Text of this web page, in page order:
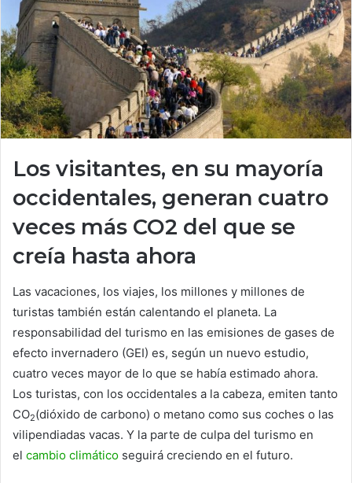
Los visitantes, en su mayoría
occidentales, generan cuatro
veces más CO2 del que se
creía hasta ahora
Las vacaciones, los viajes, los millones y millones de
turistas también están calentando el planeta. La
responsabilidad del turismo en las emisiones de gases de
efecto invernadero (GEI) es, según un nuevo estudio,
cuatro veces mayor de lo que se había estimado ahora.
Los turistas, con los occidentales a la cabeza, emiten tanto
CO2(dióxido de carbono) o metano como sus coches o las
vilipendiadas vacas. Y la parte de culpa del turismo en
el cambio climático seguirá creciendo en el futuro.